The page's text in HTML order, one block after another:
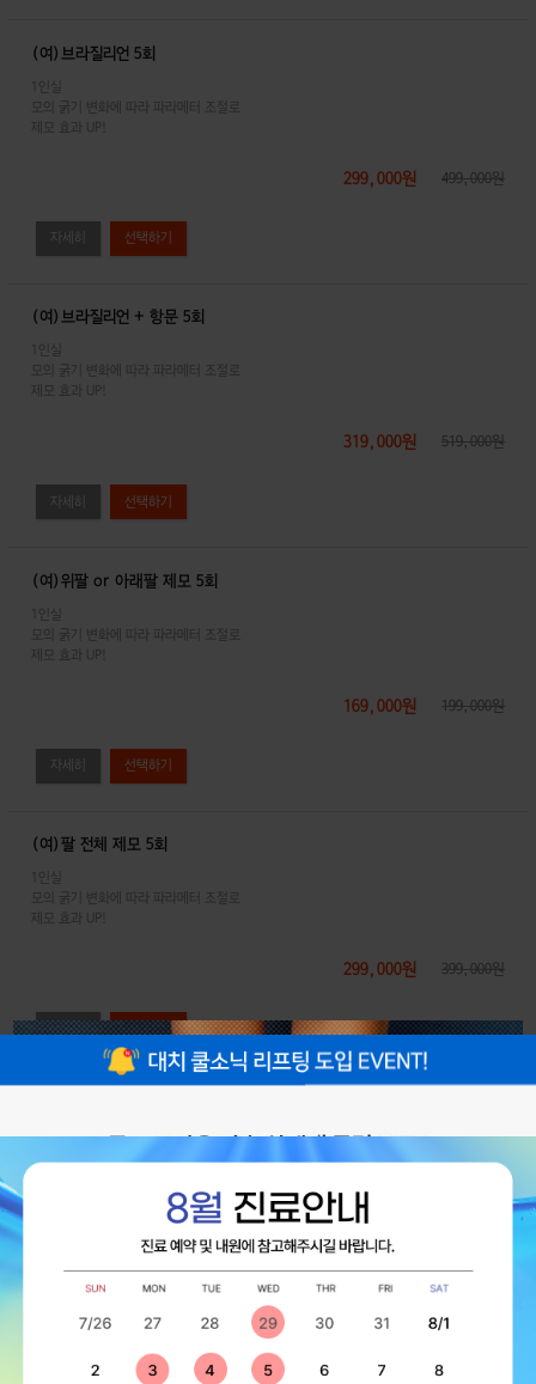
✔ 탄력 개선 ✔ 리프팅 효과 리쥬란과 쥬베룩의 시너지로
(여)브라질리언 5회
모의 굵기 변화에 따라 파라메터 조절로
제모 효과 UP!
자세히
299,000원 499,000원
(여)브라질리언 + 항문 5회
모의 굵기 변화에 따라 파라메터 조절로
제모 효과 UP!
자세히
319,000원 519,000원
(여)위팔 or 아래팔 제모 5회
모의 굵기 변화에 따라 파라메터 조절로
제모 효과 UP!
자세히
169,000원 199,000원
(여)팔 전체 제모 5회
모의 굵기 변화에 따라 파라메터 조절로
제모 효과 UP!
자세히
299,000원 399,000원
모의 굵기 변화에 따라 파라메터 조절로
자세히
(여)헤어라인 제모 5회